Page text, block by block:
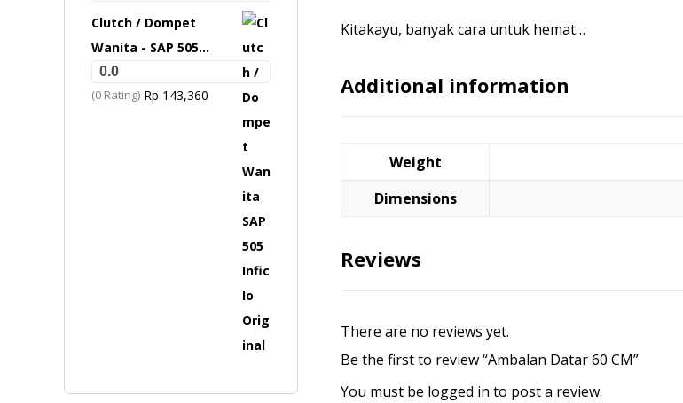
Kitakayu, banyak cara untuk hemat…
Additional information
Weight
Dimensions
Reviews
There are no reviews yet.
Be the first to review “Ambalan Datar 60 CM”
You must be logged in to post a review.
Clutch / Dompet
Wanita - SAP 505
Inficlo Original
0.0
(0 Rating) Rp 143,360